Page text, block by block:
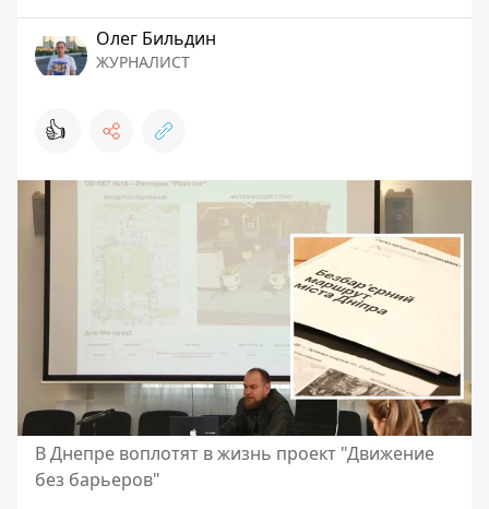
Олег Бильдин
ЖУРНАЛИСТ
👍
В Днепре воплотят в жизнь проект "Движение
без барьеров"